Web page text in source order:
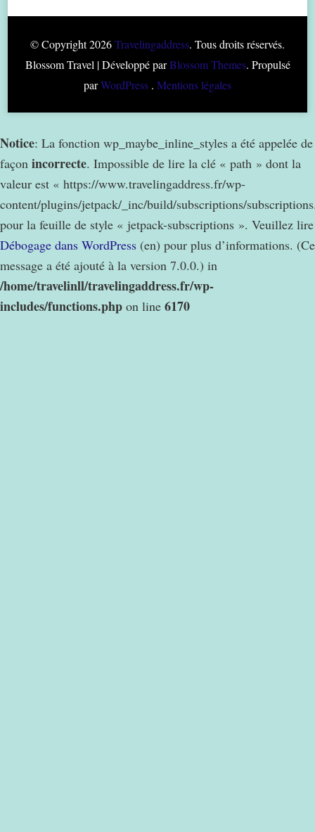
© Copyright 2026Travelingaddress. Tous droits réservés.
Blossom Travel | Développé parBlossom Themes. Propulsé
parWordPress . Mentions légales
Notice: La fonction wp_maybe_inline_styles a été appelée de
façon incorrecte. Impossible de lire la clé « path » dont la
valeur est « https://www.travelingaddress.fr/wp-
content/plugins/jetpack/_inc/build/subscriptions/
pour la feuille de style « jetpack-subscriptions ». Veuillez lire
Débogage dans WordPress (en) pour plus d’informations. (Ce
message a été ajouté à la version 7.0.0.) in
/home/travelinll/travelingaddress.fr/wp-
includes/functions.php on line 6170